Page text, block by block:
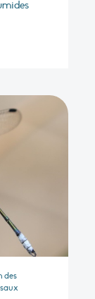
des